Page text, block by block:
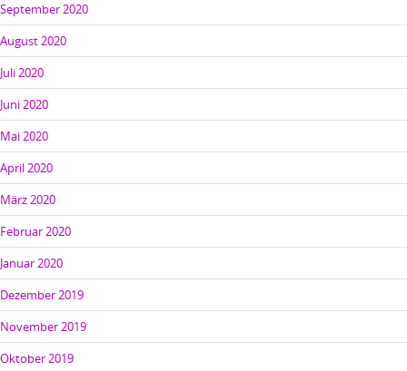
September 2020
August 2020
Juli 2020
Juni 2020
Mai 2020
April 2020
März 2020
Februar 2020
Januar 2020
Dezember 2019
November 2019
Oktober 2019